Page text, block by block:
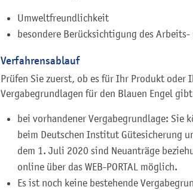
Umweltfreundlichkeit
besondere Berücksichtigung des
Verfahrensablauf
Prüfen Sie zuerst, ob es für Ihr Produkt oder
Vergabegrundlagen für den Blauen Engel
bei vorhandener Vergabegrundlage: Sie
beim Deutschen Institut Gütesicherung
dem 1. Juli 2020 sind Neuanträge
online über das WEB-PORTAL möglich.
Es ist noch keine bestehende